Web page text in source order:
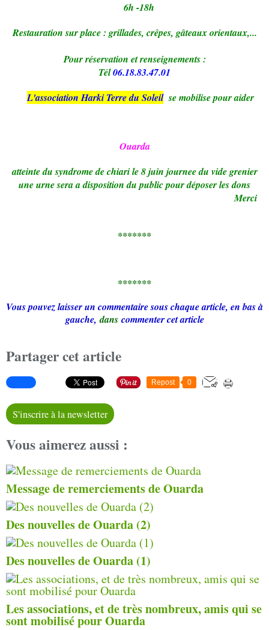
6h -18h
Restauration sur place : grillades, crêpes, gâteaux orientaux,...
Pour réservation et renseignements :
Tél06.18.83.47.01
L'association Harki Terre du Soleil se mobilise pour aider
Ouarda
atteinte du syndrome de chiari le 8 juin journee du vide grenier
une urne sera a disposition du public pour déposer les dons
Merci
*******
*******
Vous pouvez laisser un commentaire sous chaque article, en bas à
gauche,dans commenter cet article
Partager cet article
Repost 0
S'inscrire à la newsletter
Vous aimerez aussi :
Message de remerciements de Ouarda
Des nouvelles de Ouarda (2)
Des nouvelles de Ouarda (1)
Les associations, et de très nombreux, amis qui se
sont mobilisé pour Ouarda